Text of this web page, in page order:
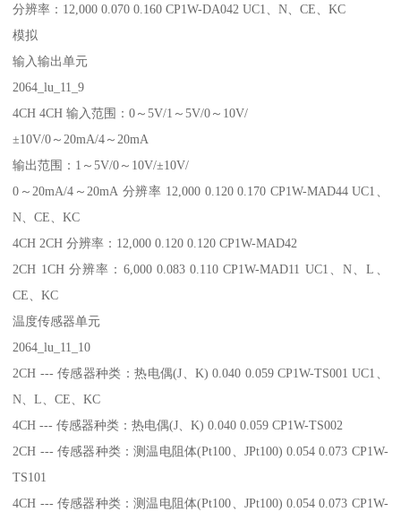
分辨率：12,000 0.070 0.160 CP1W-DA042 UC1、N、CE、KC
模拟
输入输出单元
2064_lu_11_9
4CH 4CH 输入范围：0～5V/1～5V/0～10V/
±10V/0～20mA/4～20mA
输出范围：1～5V/0～10V/±10V/
0～20mA/4～20mA 分辨率 12,000 0.120 0.170 CP1W-MAD44 UC1、
N、CE、KC
4CH 2CH 分辨率：12,000 0.120 0.120 CP1W-MAD42
2CH 1CH 分辨率：6,000 0.083 0.110 CP1W-MAD11 UC1、N、L、
CE、KC
温度传感器单元
2064_lu_11_10
2CH --- 传感器种类：热电偶(J、K) 0.040 0.059 CP1W-TS001 UC1、
N、L、CE、KC
4CH --- 传感器种类：热电偶(J、K) 0.040 0.059 CP1W-TS002
2CH --- 传感器种类：测温电阻体(Pt100、JPt100) 0.054 0.073 CP1W-
TS101
4CH --- 传感器种类：测温电阻体(Pt100、JPt100) 0.054 0.073 CP1W-